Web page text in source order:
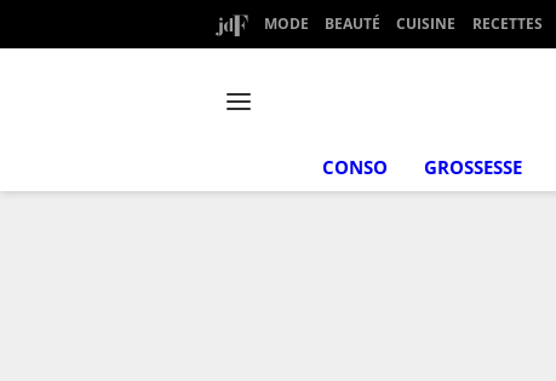
MODE BEAUTÉ CUISINE RECETTES
CONSO GROSSESSE